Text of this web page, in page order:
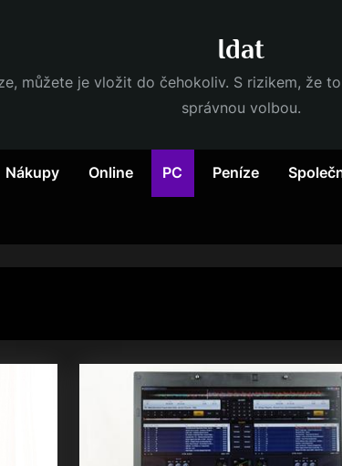
Idat
můžete je vložit do čehokoliv. S rizikem, že
správnou volbou.
Nákupy Online PC Peníze